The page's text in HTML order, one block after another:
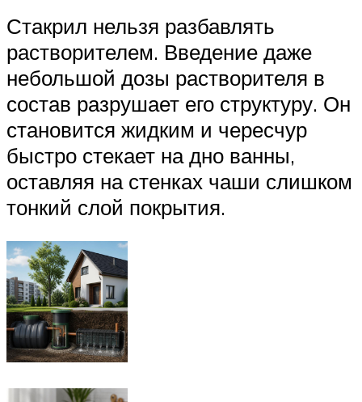
Стакрил нельзя разбавлять
растворителем. Введение даже
небольшой дозы растворителя в
состав разрушает его структуру. Он
становится жидким и чересчур
быстро стекает на дно ванны,
оставляя на стенках чаши слишком
тонкий слой покрытия.